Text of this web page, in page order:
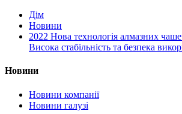
Дім
Новини
2022 Нова технологія алмазних
Висока стабільність та безпека
Новини
Новини компанії
Новини галузі